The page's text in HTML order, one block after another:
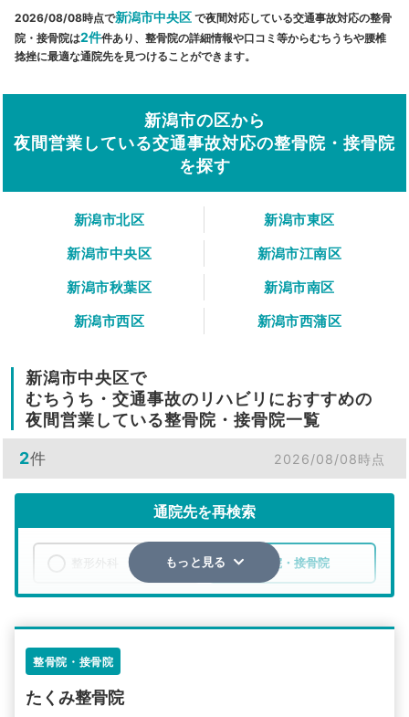
2026/08/08時点で新潟市中央区 で夜間対応している交通事故対応の整骨
院・接骨院は2件件あり、整骨院の詳細情報や口コミ等からむちうちや腰椎
捻挫に最適な通院先を見つけることができます。
新潟市の区から
夜間営業している交通事故対応の整骨院・接骨院
を探す
新潟市北区
新潟市東区
新潟市中央区
新潟市江南区
新潟市秋葉区
新潟市南区
新潟市西区
新潟市西蒲区
新潟市中央区で
むちうち・交通事故のリハビリにおすすめの
夜間営業している整骨院・接骨院一覧
2件 2026/08/08時点
通院先を再検索
整骨院・接骨院
もっと見る
整骨院・接骨院
たくみ整骨院